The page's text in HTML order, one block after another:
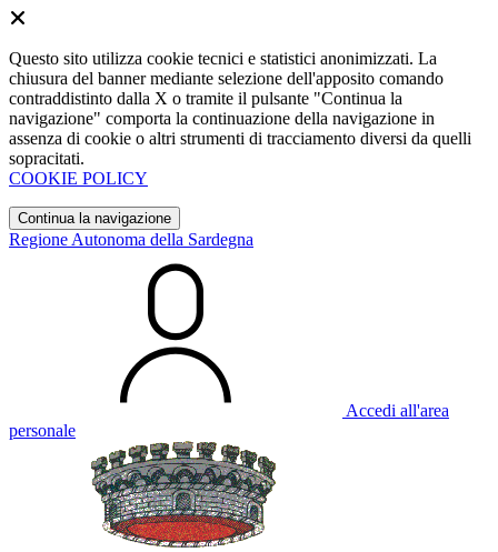
Questo sito utilizza cookie tecnici e statistici anonimizzati. La
chiusura del banner mediante selezione dell'apposito comando
contraddistinto dalla X o tramite il pulsante "Continua la
navigazione" comporta la continuazione della navigazione in
assenza di cookie o altri strumenti di tracciamento diversi da quelli
sopracitati.
COOKIE POLICY
Continua la navigazione
Regione Autonoma della Sardegna
Accedi all'area
personale